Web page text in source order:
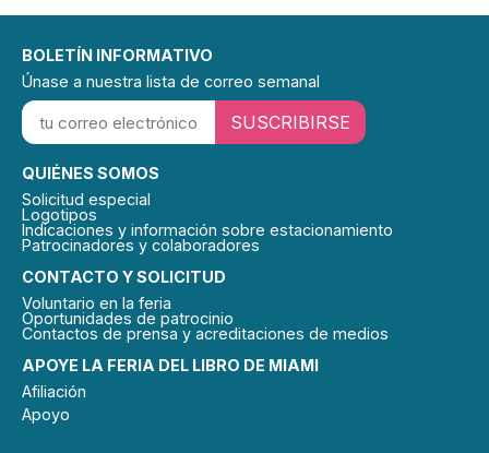
APOYE LA FERIA DEL LIBRO DE MIAMI
Afiliación
Apoyo
CONTACTO Y SOLICITUD
Voluntario en la feria
Oportunidades de patrocinio
Contactos de prensa y acreditaciones de medios
QUIÉNES SOMOS
Solicitud especial
Logotipos
Indicaciones y información sobre estacionamiento
Patrocinadores y colaboradores
BOLETÍN INFORMATIVO
Únase a nuestra lista de correo semanal
SUSCRIBIRSE